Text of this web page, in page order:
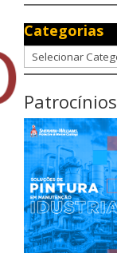
Categorias
Categorias
Patrocínios